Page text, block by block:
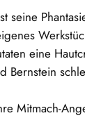
seine
eine
Bernstein
Mitmach-